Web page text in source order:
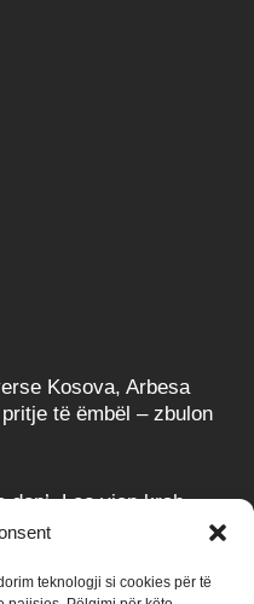
teknologji si cookies për të
Kosova, Arbesa
të ëmbël – zbulon
don’, Leo vjen krah
e ri